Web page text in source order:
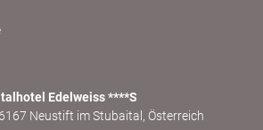
Edelweiss ****S
Neustift im Stubaital, Österreich